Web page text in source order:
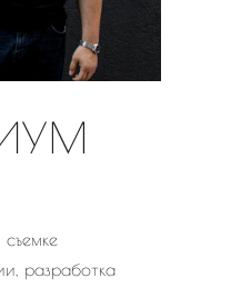
съемке
разработка